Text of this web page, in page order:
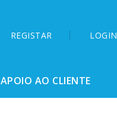
REGISTAR LOGIN
APOIO AO CLIENTE